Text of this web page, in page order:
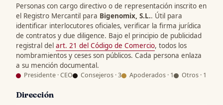
Personas con cargo directivo o de representación inscrito en
el Registro Mercantil para Bigenomix, S.L.. Útil para
identificar interlocutores oficiales, verificar la firma jurídica
de contratos y due diligence. Bajo el principio de publicidad
registral del art. 21 del Código de Comercio, todos los
nombramientos y ceses son públicos. Cada persona enlaza
a su mención documental.
Presidente · CEO Consejeros · 3 Apoderados · 1 Otros · 1
Dirección